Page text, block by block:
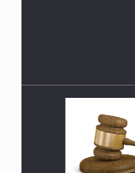
حاجبا للوضوء وهل
عليها.. ليس